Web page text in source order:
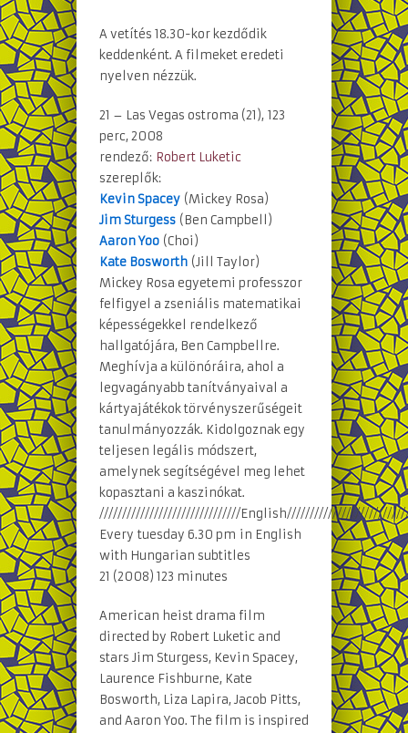
A vetítés 18.30-kor kezdődik
keddenként. A filmeket eredeti
nyelven nézzük.
21 – Las Vegas ostroma (21), 123
perc, 2008
rendező: Robert Luketic
szereplők:
Kevin Spacey (Mickey Rosa)
Jim Sturgess (Ben Campbell)
Aaron Yoo (Choi)
Kate Bosworth (Jill Taylor)
Mickey Rosa egyetemi professzor
felfigyel a zseniális matematikai
képességekkel rendelkező
hallgatójára, Ben Campbellre.
Meghívja a különóráira, ahol a
legvagányabb tanítványaival a
kártyajátékok törvényszerűségeit
tanulmányozzák. Kidolgoznak egy
teljesen legális módszert,
amelynek segítségével meg lehet
kopasztani a kaszinókat.
///////////////////////////////
Every tuesday 6.30 pm in English
with Hungarian subtitles
21 (2008) 123 minutes
American heist drama film
directed by Robert Luketic and
stars Jim Sturgess, Kevin Spacey,
Laurence Fishburne, Kate
Bosworth, Liza Lapira, Jacob Pitts,
and Aaron Yoo. The film is inspired